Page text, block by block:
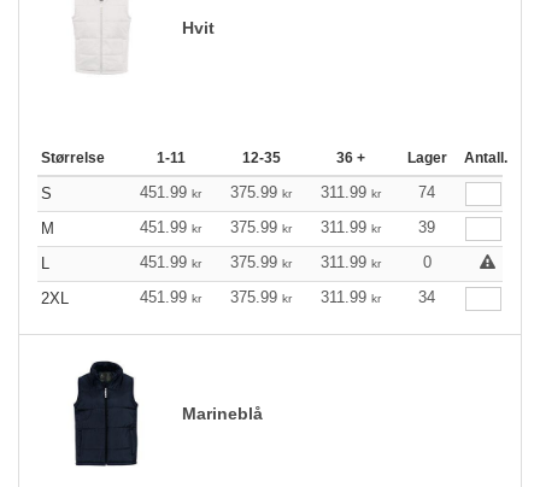
Hvit
Størrelse 1-11 12-35 36 + Lager Antall.
S 451.99 kr 375.99 kr 311.99 kr
74
M
451.99 kr 375.99 kr 311.99 kr
39
L
451.99 kr 375.99 kr 311.99 kr
0
2XL
451.99 kr 375.99 kr 311.99 kr 34
Marineblå